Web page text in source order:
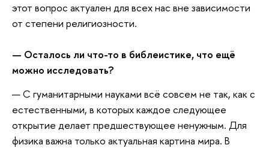
этот вопрос актуален для всех нас вне зависимости
от степени религиозности.
— Осталось ли что-то в библеистике, что ещё
можно исследовать?
— С гуманитарными науками всё совсем не так, как с
естественными, в которых каждое следующее
открытие делает предшествующее ненужным. Для
физика важна только актуальная картина мира. В